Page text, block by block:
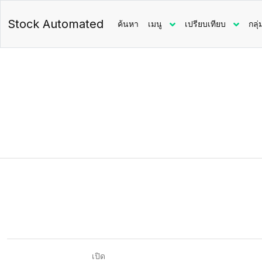
Stock Automated ค้นหา เมนู เปรียบเทียบ กลุ่
เปิด